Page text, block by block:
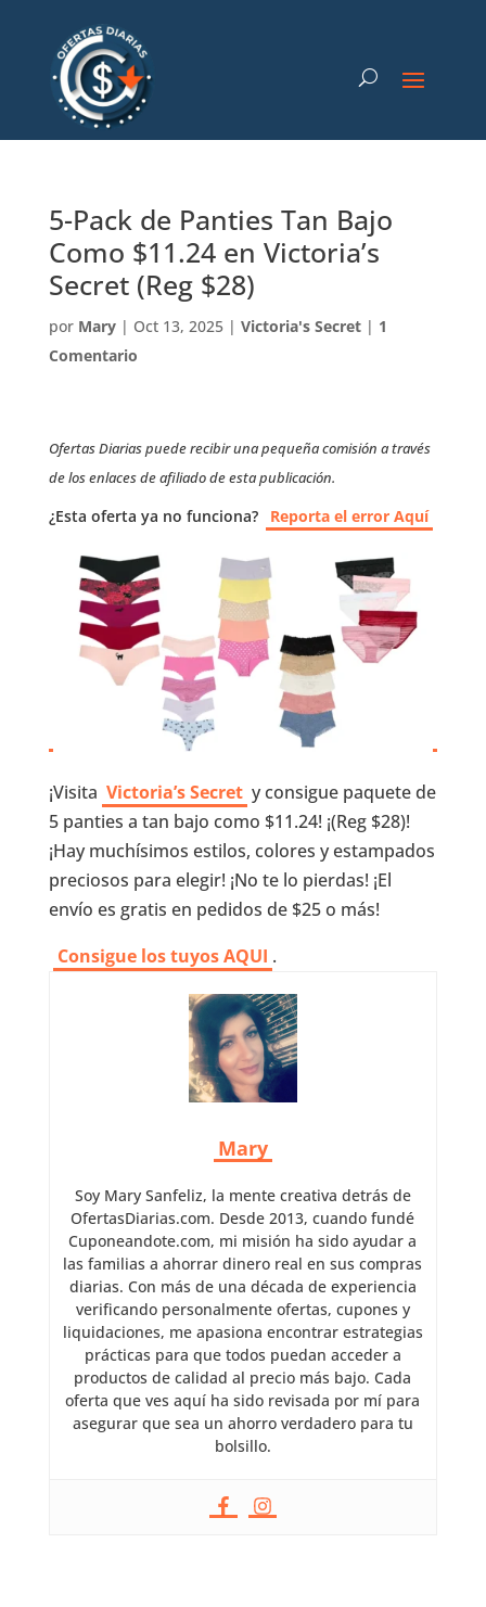
5-Pack de Panties Tan Bajo
Como $11.24 en Victoria’s
Secret (Reg $28)
por Mary| Oct 13, 2025| Victoria's Secret| 1
Comentario
Ofertas Diarias puede recibir una pequeña comisión a través
de los enlaces de afiliado de esta publicación.
¿Esta oferta ya no funciona? Reporta el error Aquí
¡Visita Victoria’s Secret y consigue paquete de
5 panties a tan bajo como $11.24! ¡(Reg $28)!
¡Hay muchísimos estilos, colores y estampados
preciosos para elegir! ¡No te lo pierdas! ¡El
envío es gratis en pedidos de $25 o más!
Consigue los tuyos AQUI .
Mary
Soy Mary Sanfeliz, la mente creativa detrás de
OfertasDiarias.com. Desde 2013, cuando fundé
Cuponeandote.com, mi misión ha sido ayudar a
las familias a ahorrar dinero real en sus compras
diarias. Con más de una década de experiencia
verificando personalmente ofertas, cupones y
liquidaciones, me apasiona encontrar estrategias
prácticas para que todos puedan acceder a
productos de calidad al precio más bajo. Cada
oferta que ves aquí ha sido revisada por mí para
asegurar que sea un ahorro verdadero para tu
bolsillo.